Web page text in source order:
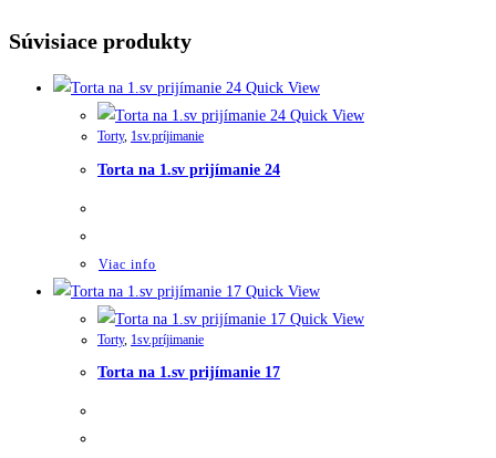
Súvisiace produkty
Quick View
Quick View
Torty, 1sv.príjimanie
Torta na 1.sv prijímanie 24
Viac info
Quick View
Quick View
Torty, 1sv.príjimanie
Torta na 1.sv prijímanie 17